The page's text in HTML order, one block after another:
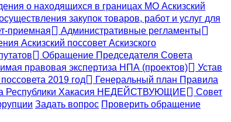
о находящихся в границах МО Аскизский
закупок товаров, работ и услуг для
приемная
Административные регламенты
Аскизский поссовет Аскизского
Обращение Председателя Совета
правовая экспертиза НПА (проектов)
Устав
2019 год
Генеральный план Правила
Республики Хакасия НЕДЕЙСТВУЮЩИЕ
Совет
Задать вопрос Проверить обращение